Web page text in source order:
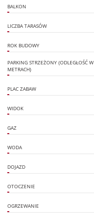
BALKON
LICZBA TARASÓW
ROK BUDOWY
PARKING STRZEŻONY (ODLEGŁOŚĆ W
METRACH)
PLAC ZABAW
WIDOK
GAZ
WODA
DOJAZD
OTOCZENIE
OGRZEWANIE